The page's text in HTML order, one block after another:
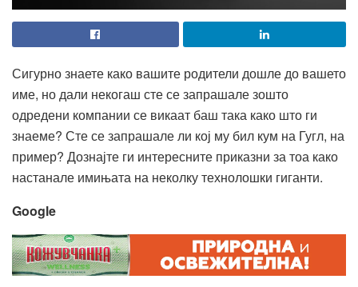
Сигурно знаете како вашите родители дошле до вашето
име, но дали некогаш сте се запрашале зошто
одредени компании се викаат баш така како што ги
знаеме? Сте се запрашале ли кој му бил кум на Гугл, на
пример? Дознајте ги интересните приказни за тоа како
настанале имињата на неколку технолошки гиганти.
Google